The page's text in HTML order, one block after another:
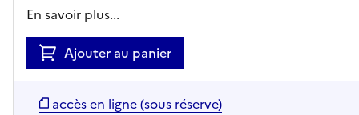
En savoir plus...
Ajouter au panier
accès en ligne (sous réserve)